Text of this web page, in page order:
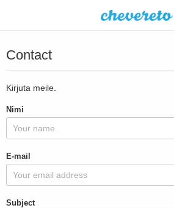
Contact
Kirjuta meile.
Nimi
E-mail
Subject